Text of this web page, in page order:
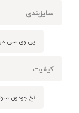
سایزبندی
پی وی سی
کیفیت
نخ جودون